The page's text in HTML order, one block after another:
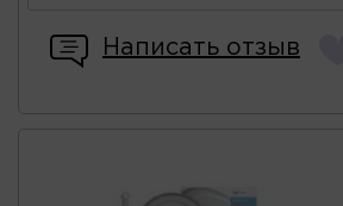
Написать отзыв